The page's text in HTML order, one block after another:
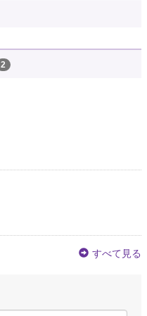
2
すべて見る